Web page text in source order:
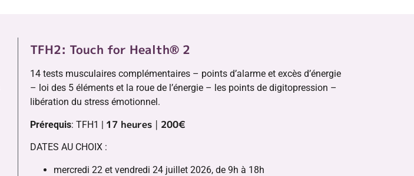
TFH2: Touch for Health® 2
14 tests musculaires complémentaires – points d’alarme et excès d’énergie
– loi des 5 éléments et la roue de l’énergie – les points de digitopression –
libération du stress émotionnel.
Prérequis: TFH1 | 17 heures | 200€
DATES AU CHOIX :
mercredi 22 et vendredi 24 juillet 2026, de 9h à 18h